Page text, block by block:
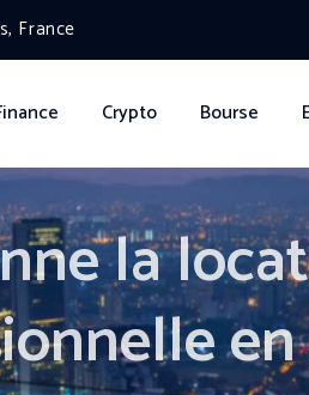
France
Crypto Bourse
la
en